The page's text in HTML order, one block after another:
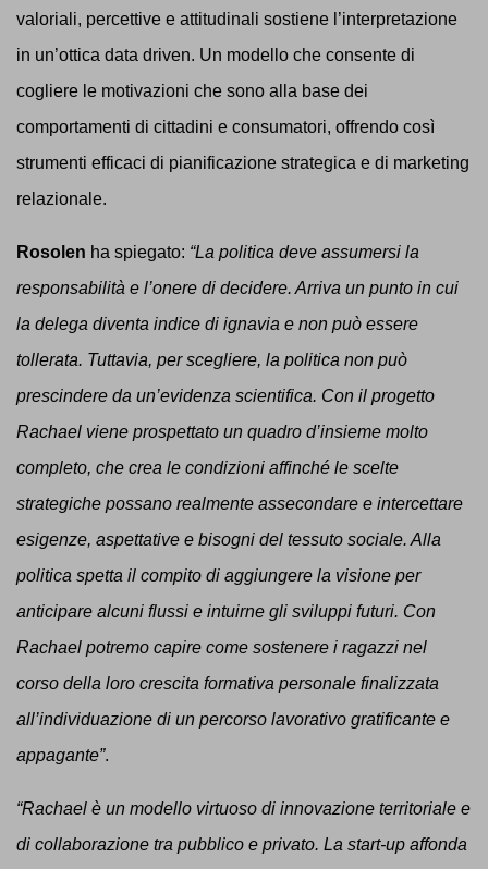
valoriali, percettive e attitudinali sostiene l’interpretazione
in un’ottica data driven. Un modello che consente di
cogliere le motivazioni che sono alla base dei
comportamenti di cittadini e consumatori, offrendo così
strumenti efficaci di pianificazione strategica e di marketing
relazionale.
Rosolen ha spiegato: “La politica deve assumersi la
responsabilità e l’onere di decidere. Arriva un punto in cui
la delega diventa indice di ignavia e non può essere
tollerata. Tuttavia, per scegliere, la politica non può
prescindere da un’evidenza scientifica. Con il progetto
Rachael viene prospettato un quadro d’insieme molto
completo, che crea le condizioni affinché le scelte
strategiche possano realmente assecondare e intercettare
esigenze, aspettative e bisogni del tessuto sociale. Alla
politica spetta il compito di aggiungere la visione per
anticipare alcuni flussi e intuirne gli sviluppi futuri. Con
Rachael potremo capire come sostenere i ragazzi nel
corso della loro crescita formativa personale finalizzata
all’individuazione di un percorso lavorativo gratificante e
appagante”.
“Rachael è un modello virtuoso di innovazione territoriale e
di collaborazione tra pubblico e privato. La start-up affonda